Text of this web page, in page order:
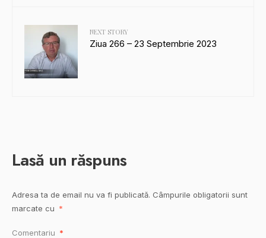
NEXT STORY
Ziua 266 – 23 Septembrie 2023
Lasă un răspuns
Adresa ta de email nu va fi publicată. Câmpurile obligatorii sunt
marcate cu *
Comentariu *